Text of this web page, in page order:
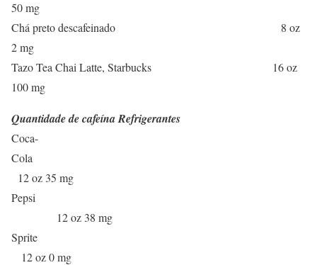
50 mg
Chá preto descafeinado 8 oz
2 mg
Tazo Tea Chai Latte, Starbucks 16 oz
100 mg
Quantidade de cafeína Refrigerantes
Coca-
Cola
12 oz 35 mg
Pepsi
12 oz 38 mg
Sprite
12 oz 0 mg